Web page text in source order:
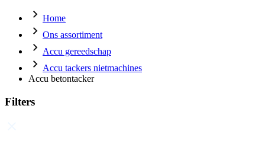
Home
Ons assortiment
Accu gereedschap
Accu tackers nietmachines
Accu betontacker
Filters